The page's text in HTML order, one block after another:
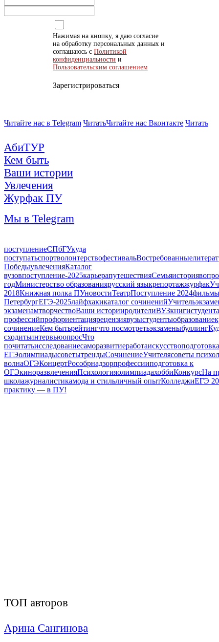
Нажимая на кнопку, я даю согласие
на обработку персональных данных и
соглашаюсь с Политикой
конфиденциальности и
Пользовательским соглашением
Зарегистрироваться
Читайте нас в Telegram ЧитатьЧитайте нас Вконтакте Читать
АбиТУР
Кем быть
Ваши истории
Увлечения
Журфак ПУ
Мы в Telegram
поступлениеСПбГУкуда
поступатьспортволонтерствофестивальВостребованные
ПобедыувлеченияКаталог
вузовпоступление-2025карьерапутешествияСемьяистория
годМинистерство образованиярусский языкрепортажжурфак
2018Книжная полка ПУновостиТеатрПоступление 2024
ПетербургЕГЭ-2025лайфхакикаталог сочиненийУчитель
экзаменамтворчествоВаши историиродителиВУЗкниги
профессийпрофориентациярецензиявузыстудентыобразование
сочинениеКем бытьрейтингчто посмотретьэкзаменыбуллинг
сходитьинтервьюопросЧто
почитатьисследованиесаморазвитиеработаискусство
ЕГЭолимпиадысоветытрендыСочинениеУчителясоветы
волнаОГЭКонцертРособрнадзорпрофессииподготовка к
ОГЭкиноразвлеченияПсихологияолимпиадахоббиКонкурсНа
школажурналистикамода и стильличный опытКолледжиЕГЭ
практику — в ПУ!
ТОП авторов
Арина Сангинова